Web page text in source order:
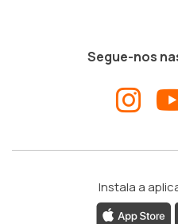
Segue-nos
Instala a